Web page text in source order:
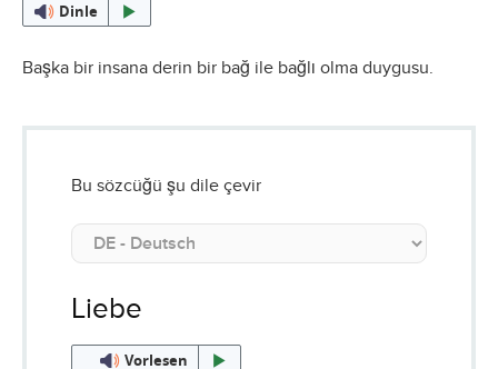
Dinle
Başka bir insana derin bir bağ ile bağlı olma duygusu.
Bu sözcüğü şu dile çevir
Liebe
Vorlesen